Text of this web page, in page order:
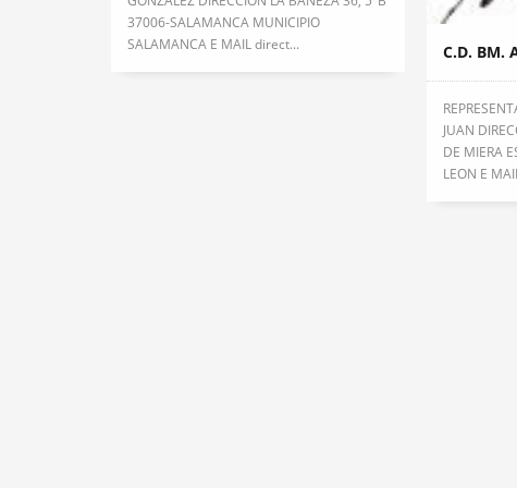
37006-SALAMANCA MUNICIPIO
SALAMANCA E MAIL direct...
C.D. BM.
JUAN
DE MIERA
LEON E